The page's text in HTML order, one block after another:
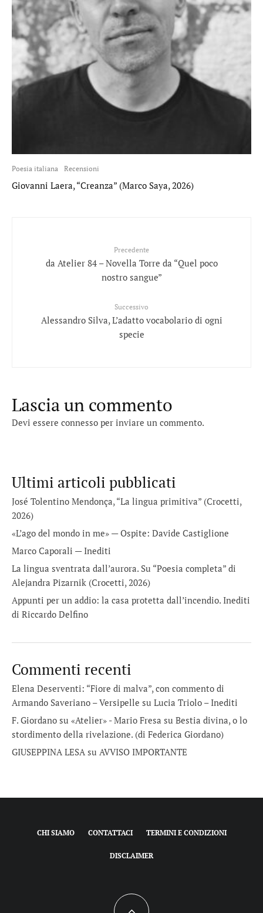
Poesia italiana Recensioni
Giovanni Laera, “Creanza” (Marco Saya, 2026)
Precedente
da Atelier 84 – Novella Torre da “Quel poco
nostro sangue”
Successivo
Alessandro Silva, L’adatto vocabolario di ogni
specie
Lascia un commento
Devi essere connesso per inviare un commento.
Ultimi articoli pubblicati
José Tolentino Mendonça, “La lingua primitiva” (Crocetti,
2026)
«L’ago del mondo in me» — Ospite: Davide Castiglione
Marco Caporali — Inediti
La lingua sventrata dall’aurora. Su “Poesia completa” di
Alejandra Pizarnik (Crocetti, 2026)
Appunti per un addio: la casa protetta dall’incendio. Inediti
di Riccardo Delfino
Commenti recenti
Elena Deserventi: “Fiore di malva”, con commento di
Armando Saveriano – Versipelle su Lucia Triolo – Inediti
F. Giordano su «Atelier» - Mario Fresa su Bestia divina, o lo
stordimento della rivelazione. (di Federica Giordano)
GIUSEPPINA LESAsu AVVISO IMPORTANTE
CHI SIAMO CONTATTACI TERMINI E CONDIZIONI
DISCLAIMER